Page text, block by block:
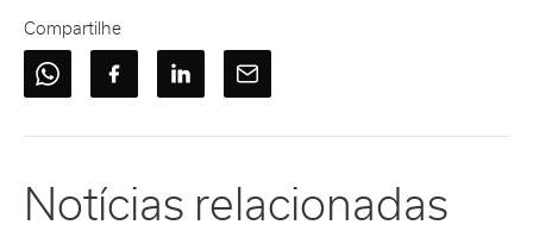
Compartilhe
Notícias relacionadas